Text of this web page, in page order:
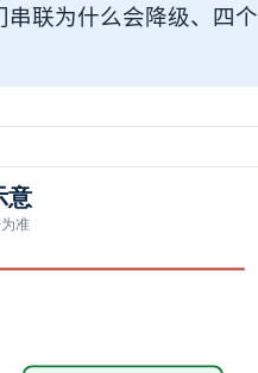
联为什么会降级、四个